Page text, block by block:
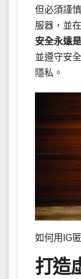
但必須謹
服器，並
安全永遠
並遵守安
隱私。
如何用IG
打造